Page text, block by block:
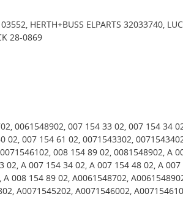
HERTH+BUSS ELPARTS 32033740,
28-0869
0061548902, 007 154 33 02, 007 154 34
02, 007 154 61 02, 0071543302,
008 154 89 02, 0081548902, A
02, A 007 154 34 02, A 007 154 48 02, A 007
008 154 89 02, A0061548702,
A0071545202, A0071546002,